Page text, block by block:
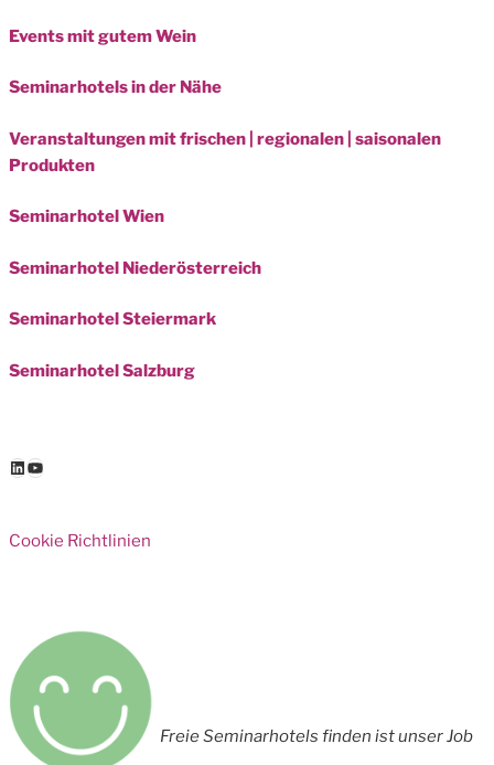
Events mit gutem Wein
Seminarhotels in der Nähe
Veranstaltungen mit frischen | regionalen | saisonalen
Produkten
Seminarhotel Wien
Seminarhotel Niederösterreich
Seminarhotel Steiermark
Seminarhotel Salzburg
LinkedIn
YouTube
Cookie Richtlinien
Freie Seminarhotels finden ist unser Job